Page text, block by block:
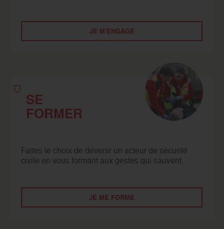
JE M'ENGAGE
SE
FORMER
Faites le choix de devenir un acteur de sécurité
civile en vous formant aux gestes qui sauvent.
JE ME FORME